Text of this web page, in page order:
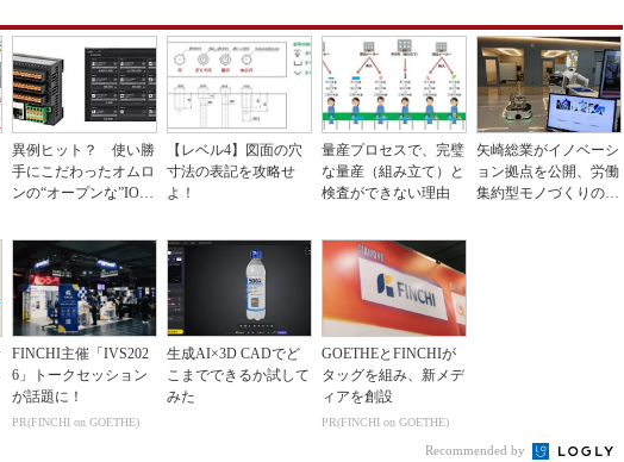
異例ヒット？ 使い勝
手にこだわったオムロ
ンの“オープンな”IO-L
【レベル4】図面の穴
寸法の表記を攻略せ
よ！
量産プロセスで、完璧
な量産（組み立て）と
検査ができない理由
矢崎総業がイノベーシ
ョン拠点を公開、労働
集約型モノづくりのス
FINCHI主催「IVS202
6」トークセッション
が話題に！
PR(FINCHI on GOETHE)
生成AI×3D CADでど
こまでできるか試して
みた
GOETHEとFINCHIが
タッグを組み、新メデ
ィアを創設
PR(FINCHI on GOETHE)
Recommended by